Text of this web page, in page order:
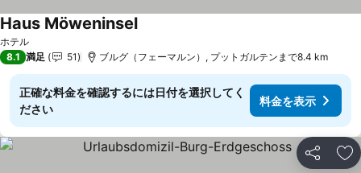
ホテル
Haus Möweninsel料金を表示
8.1 満足 51 ブルグ（フェーマルン）, プットガルテンまで8.4 km
正確な料金を確認するには日付を選択してく
ださい
料金を表示
シェア お